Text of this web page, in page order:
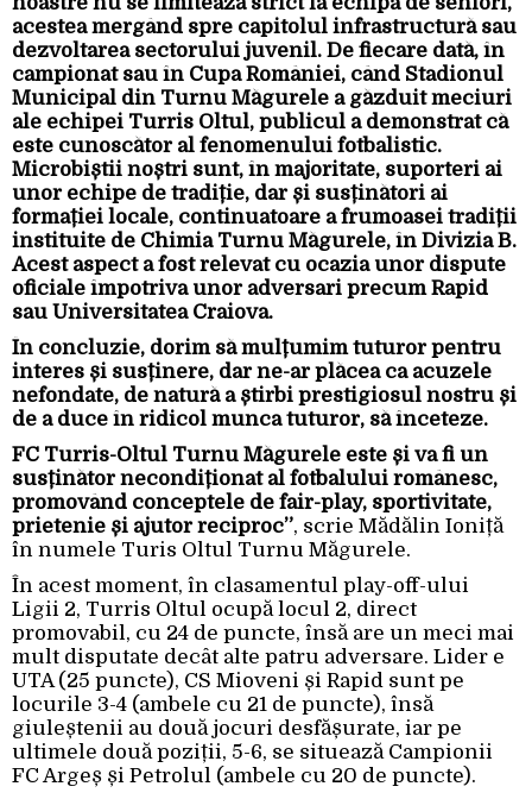
acestea mergând spre capitolul infrastructură sau
dezvoltarea sectorului juvenil. De fiecare dată, în
campionat sau în Cupa României, când Stadionul
Municipal din Turnu Măgurele a găzduit meciuri
ale echipei Turris Oltul, publicul a demonstrat că
este cunoscător al fenomenului fotbalistic.
Microbiștii noștri sunt, în majoritate, suporteri ai
unor echipe de tradiție, dar și susținători ai
formației locale, continuatoare a frumoasei tradiții
instituite de Chimia Turnu Măgurele, în Divizia B.
Acest aspect a fost relevat cu ocazia unor dispute
oficiale împotriva unor adversari precum Rapid
sau Universitatea Craiova.
În concluzie, dorim să mulțumim tuturor pentru
interes și susținere, dar ne-ar plăcea ca acuzele
nefondate, de natură a știrbi prestigiosul nostru și
de a duce în ridicol munca tuturor, să înceteze.
FC Turris-Oltul Turnu Măgurele este și va fi un
susținător necondiționat al fotbalului românesc,
promovând conceptele de fair-play, sportivitate,
prietenie și ajutor reciproc”, scrie Mădălin Ioniță
în numele Turis Oltul Turnu Măgurele.
În acest moment, în clasamentul play-off-ului
Ligii 2, Turris Oltul ocupă locul 2, direct
promovabil, cu 24 de puncte, însă are un meci mai
mult disputate decât alte patru adversare. Lider e
UTA (25 puncte), CS Mioveni și Rapid sunt pe
locurile 3-4 (ambele cu 21 de puncte), însă
giuleștenii au două jocuri desfășurate, iar pe
ultimele două poziții, 5-6, se situează Campionii
FC Argeș și Petrolul (ambele cu 20 de puncte).